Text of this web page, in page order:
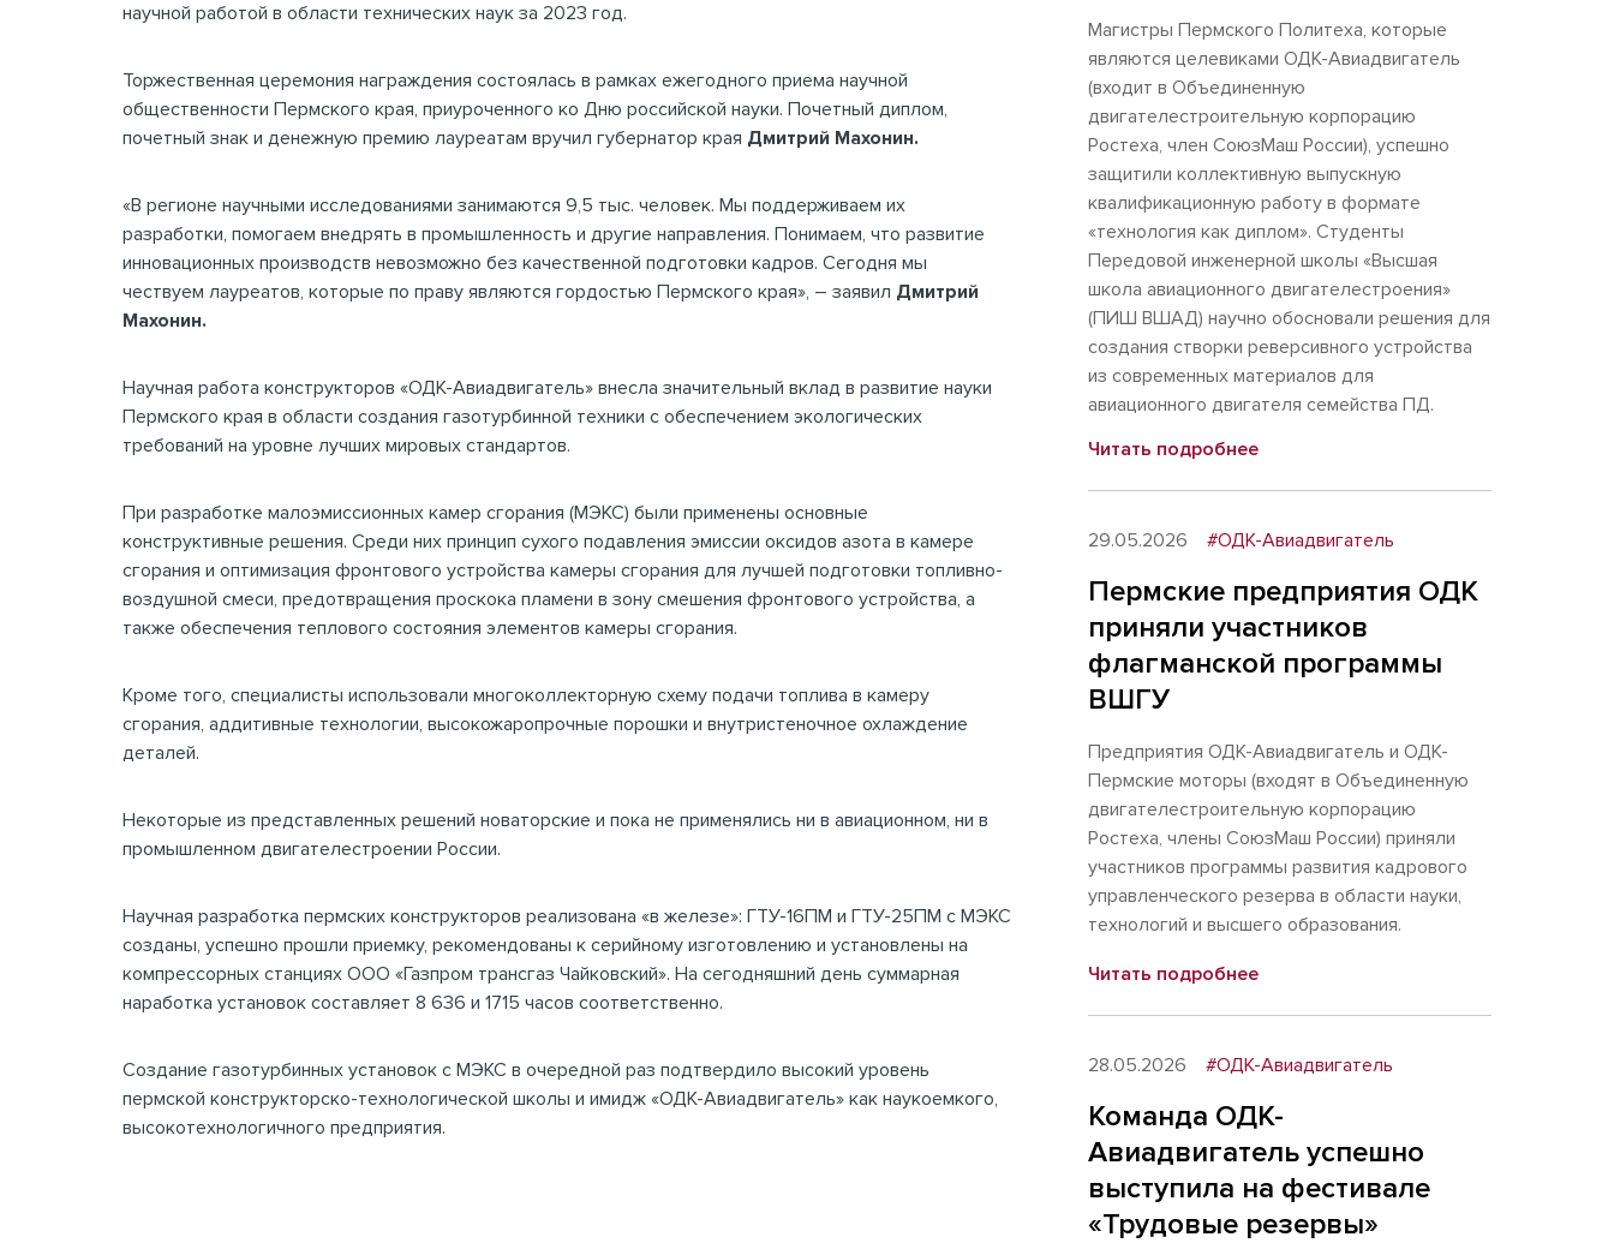
научной работой в области технических наук за 2023 год.
Торжественная церемония награждения состоялась в рамках ежегодного приема научной
общественности Пермского края, приуроченного ко Дню российской науки. Почетный диплом,
почетный знак и денежную премию лауреатам вручил губернатор края Дмитрий Махонин.
«В регионе научными исследованиями занимаются 9,5 тыс. человек. Мы поддерживаем их
разработки, помогаем внедрять в промышленность и другие направления. Понимаем, что развитие
инновационных производств невозможно без качественной подготовки кадров. Сегодня мы
чествуем лауреатов, которые по праву являются гордостью Пермского края», – заявил Дмитрий
Махонин.
Научная работа конструкторов «ОДК-Авиадвигатель» внесла значительный вклад в развитие науки
Пермского края в области создания газотурбинной техники с обеспечением экологических
требований на уровне лучших мировых стандартов.
При разработке малоэмиссионных камер сгорания (МЭКС) были применены основные
конструктивные решения. Среди них принцип сухого подавления эмиссии оксидов азота в камере
сгорания и оптимизация фронтового устройства камеры сгорания для лучшей подготовки топливно-
воздушной смеси, предотвращения проскока пламени в зону смешения фронтового устройства, а
также обеспечения теплового состояния элементов камеры сгорания.
Кроме того, специалисты использовали многоколлекторную схему подачи топлива в камеру
сгорания, аддитивные технологии, высокожаропрочные порошки и внутристеночное охлаждение
деталей.
Некоторые из представленных решений новаторские и пока не применялись ни в авиационном, ни в
промышленном двигателестроении России.
Научная разработка пермских конструкторов реализована «в железе»: ГТУ-16ПМ и ГТУ-25ПМ с МЭКС
созданы, успешно прошли приемку, рекомендованы к серийному изготовлению и установлены на
компрессорных станциях ООО «Газпром трансгаз Чайковский». На сегодняшний день суммарная
наработка установок составляет 8 636 и 1715 часов соответственно.
Создание газотурбинных установок с МЭКС в очередной раз подтвердило высокий уровень
пермской конструкторско-технологической школы и имидж «ОДК-Авиадвигатель» как наукоемкого,
высокотехнологичного предприятия.
Магистры Пермского Политеха, которые
являются целевиками ОДК-Авиадвигатель
(входит в Объединенную
двигателестроительную корпорацию
Ростеха, член СоюзМаш России), успешно
защитили коллективную выпускную
квалификационную работу в формате
«технология как диплом». Студенты
Передовой инженерной школы «Высшая
школа авиационного двигателестроения»
(ПИШ ВШАД) научно обосновали решения для
создания створки реверсивного устройства
из современных материалов для
авиационного двигателя семейства ПД.
Читать подробнее
29.05.2026 #ОДК-Авиадвигатель
Пермские предприятия ОДК
приняли участников
флагманской программы
ВШГУ
Предприятия ОДК-Авиадвигатель и ОДК-
Пермские моторы (входят в Объединенную
двигателестроительную корпорацию
Ростеха, члены СоюзМаш России) приняли
участников программы развития кадрового
управленческого резерва в области науки,
технологий и высшего образования.
Читать подробнее
28.05.2026 #ОДК-Авиадвигатель
Команда ОДК-
Авиадвигатель успешно
выступила на фестивале
«Трудовые резервы»